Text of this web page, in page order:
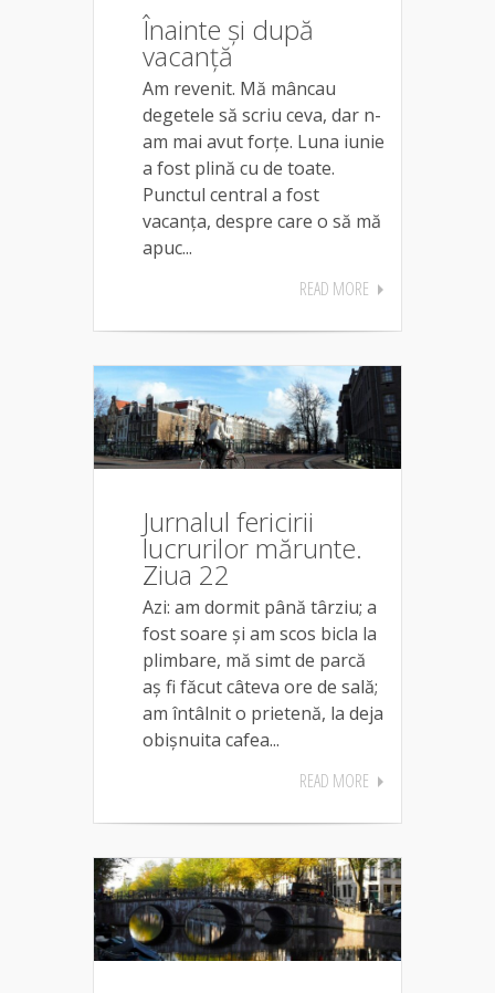
Înainte și după
vacanță
Am revenit. Mă mâncau
degetele să scriu ceva, dar n-
am mai avut forțe. Luna iunie
a fost plină cu de toate.
Punctul central a fost
vacanța, despre care o să mă
apuc...
READ MORE
Jurnalul fericirii
lucrurilor mărunte.
Ziua 22
Azi: am dormit până târziu; a
fost soare și am scos bicla la
plimbare, mă simt de parcă
aș fi făcut câteva ore de sală;
am întâlnit o prietenă, la deja
obișnuita cafea...
READ MORE